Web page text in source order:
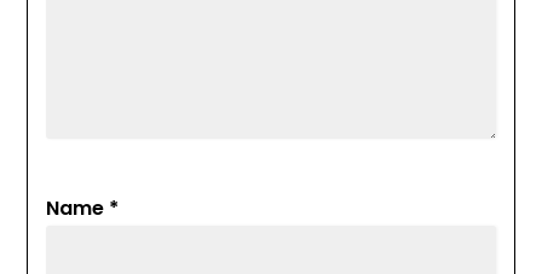
Name *